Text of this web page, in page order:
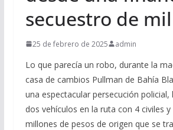
secuestro de
25 de febrero de 2025 admin
Lo que parecía un robo, durante la
casa de cambios Pullman de Bahía
una espectacular persecución policial,
dos vehículos en la ruta con 4 civiles
millones de pesos de origen que se